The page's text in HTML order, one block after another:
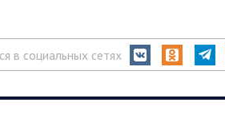
в социальных сетях